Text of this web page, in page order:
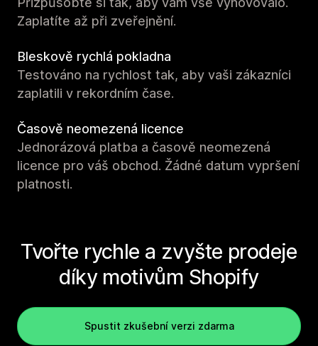
Zaplatíte až při zveřejnění.
Bleskově rychlá pokladna
Testováno na rychlost tak, aby vaši zákazníci
zaplatili v rekordním čase.
Časově neomezená licence
Jednorázová platba a časově neomezená
licence pro váš obchod. Žádné datum vypršení
platnosti.
Tvořte rychle a zvyšte prodeje
díky motivům Shopify
Spustit zkušební verzi zdarma